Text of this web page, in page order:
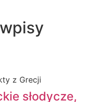
z Grecji
słodycze,